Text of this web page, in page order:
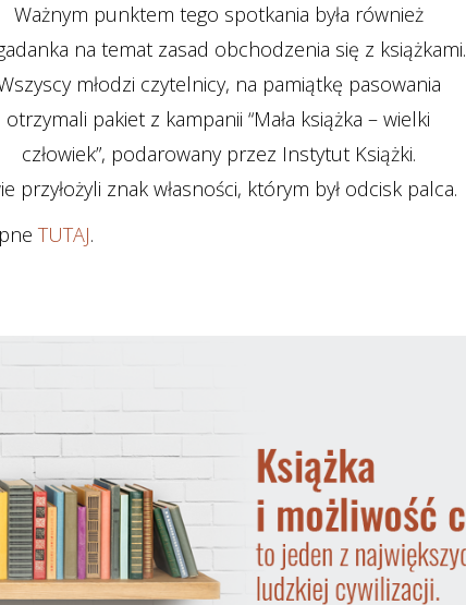
Ważnym punktem tego spotkania była również
na temat zasad obchodzenia się z książkami.
młodzi czytelnicy, na pamiątkę pasowania
otrzymali pakiet z kampanii “Mała książka – wielki
człowiek”, podarowany przez Instytut Książki.
znak własności, którym był odcisk palca.
TUTAJ.